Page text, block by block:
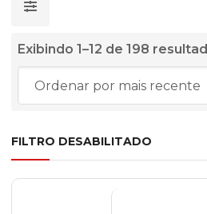
Exibindo 1–12 de 198
FILTRO DESABILITADO